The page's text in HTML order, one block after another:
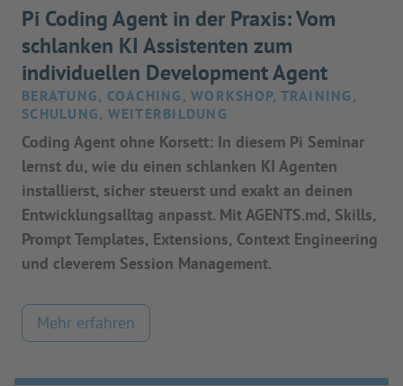
Pi Coding Agent in der Praxis: Vom
schlanken KI Assistenten zum
individuellen Development Agent
BERATUNG, COACHING, WORKSHOP, TRAINING,
SCHULUNG, WEITERBILDUNG
Coding Agent ohne Korsett: In diesem Pi Seminar
lernst du, wie du einen schlanken KI Agenten
installierst, sicher steuerst und exakt an deinen
Entwicklungsalltag anpasst. Mit AGENTS.md, Skills,
Prompt Templates, Extensions, Context Engineering
und cleverem Session Management.
Mehr erfahren